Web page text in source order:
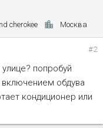
cherokee Москва
#2
попробуй
обдува
кондиционер или